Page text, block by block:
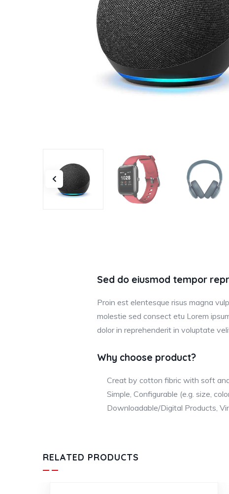
Sed do eiusmod tempor
Proin est elentesque risus magna
molestie sed consect etu Lorem
dolor in reprehenderit in voluptate
Why choose product?
Creat by cotton fibric with soft
Simple, Configurable (e.g. size,
Downloadable/Digital Products,
RELATED PRODUCTS